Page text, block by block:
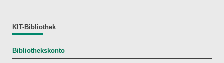
KIT-Bibliothek
Bibliothekskonto